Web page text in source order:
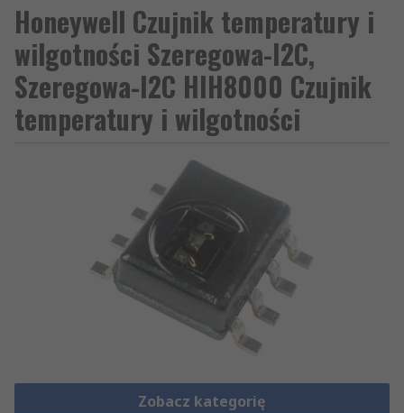
Honeywell Czujnik temperatury i
wilgotności Szeregowa-I2C,
Szeregowa-I2C HIH8000 Czujnik
temperatury i wilgotności
Zobacz kategorię